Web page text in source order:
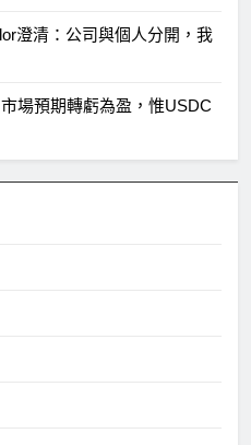
澄清：公司與個人分開，我
場預期轉虧為盈，惟USDC